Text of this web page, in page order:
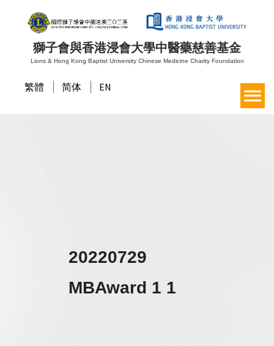
獅子會與香港浸會大學中醫藥慈善基金
Lions & Hong Kong Baptist University Chinese Medicine Charity Foundation
繁體 简体 EN
20220729
MBAward 1 1